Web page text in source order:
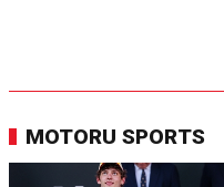
MOTORU SPORTS